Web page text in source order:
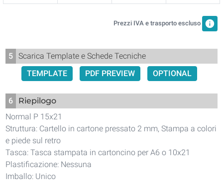
Prezzi IVA e trasporto escluso info
5 Scarica Template e Schede Tecniche
TEMPLATE
PDF PREVIEW OPTIONAL
6
Riepilogo
Normal P 15x21
Struttura: Cartello in cartone pressato 2 mm, Stampa a colori
e piede sul retro
Tasca: Tasca stampata in cartoncino per A6 o 10x21
Plastificazione: Nessuna
Imballo: Unico